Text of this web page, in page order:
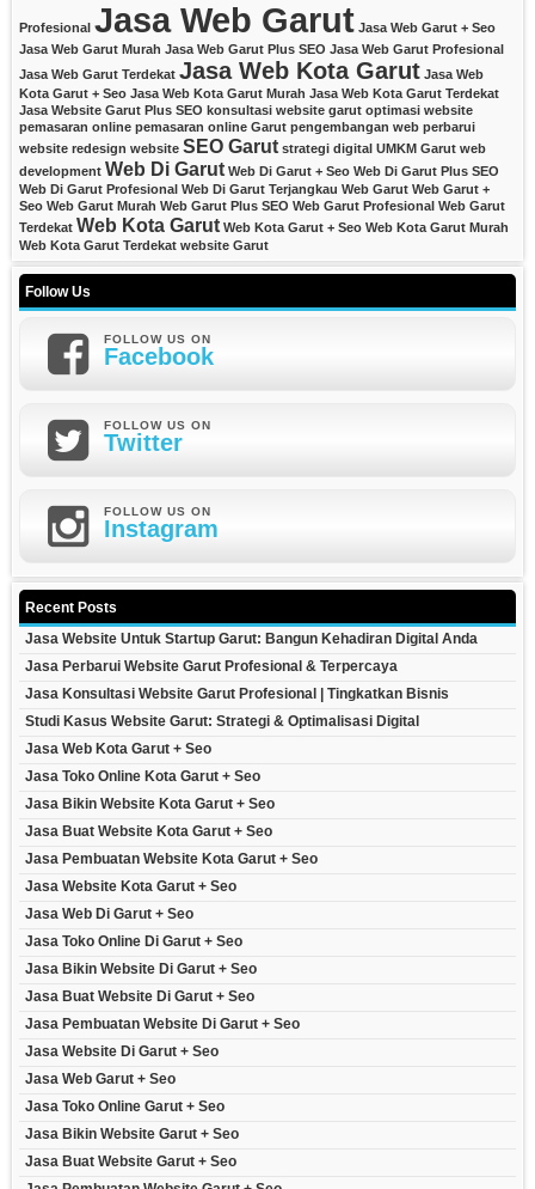
Profesional Jasa Web Garut Jasa Web Garut + Seo
Jasa Web Garut Murah Jasa Web Garut Plus SEO Jasa Web Garut Profesional
Jasa Web Garut Terdekat Jasa Web Kota Garut Jasa Web
Kota Garut + Seo Jasa Web Kota Garut Murah Jasa Web Kota Garut Terdekat
Jasa Website Garut Plus SEO konsultasi website garut optimasi website
pemasaran online pemasaran online Garut pengembangan web perbarui
website redesign website SEO Garut strategi digital UMKM Garut web
development Web Di Garut Web Di Garut + Seo Web Di Garut Plus SEO
Web Di Garut Profesional Web Di Garut Terjangkau Web Garut Web Garut +
Seo Web Garut Murah Web Garut Plus SEO Web Garut Profesional Web Garut
Terdekat Web Kota Garut Web Kota Garut + Seo Web Kota Garut Murah
Web Kota Garut Terdekat website Garut
Follow Us
FOLLOW US ON
Facebook
FOLLOW US ON
Twitter
FOLLOW US ON
Instagram
Recent Posts
Jasa Website Untuk Startup Garut: Bangun Kehadiran Digital Anda
Jasa Perbarui Website Garut Profesional & Terpercaya
Jasa Konsultasi Website Garut Profesional | Tingkatkan Bisnis
Studi Kasus Website Garut: Strategi & Optimalisasi Digital
Jasa Web Kota Garut + Seo
Jasa Toko Online Kota Garut + Seo
Jasa Bikin Website Kota Garut + Seo
Jasa Buat Website Kota Garut + Seo
Jasa Pembuatan Website Kota Garut + Seo
Jasa Website Kota Garut + Seo
Jasa Web Di Garut + Seo
Jasa Toko Online Di Garut + Seo
Jasa Bikin Website Di Garut + Seo
Jasa Buat Website Di Garut + Seo
Jasa Pembuatan Website Di Garut + Seo
Jasa Website Di Garut + Seo
Jasa Web Garut + Seo
Jasa Toko Online Garut + Seo
Jasa Bikin Website Garut + Seo
Jasa Buat Website Garut + Seo